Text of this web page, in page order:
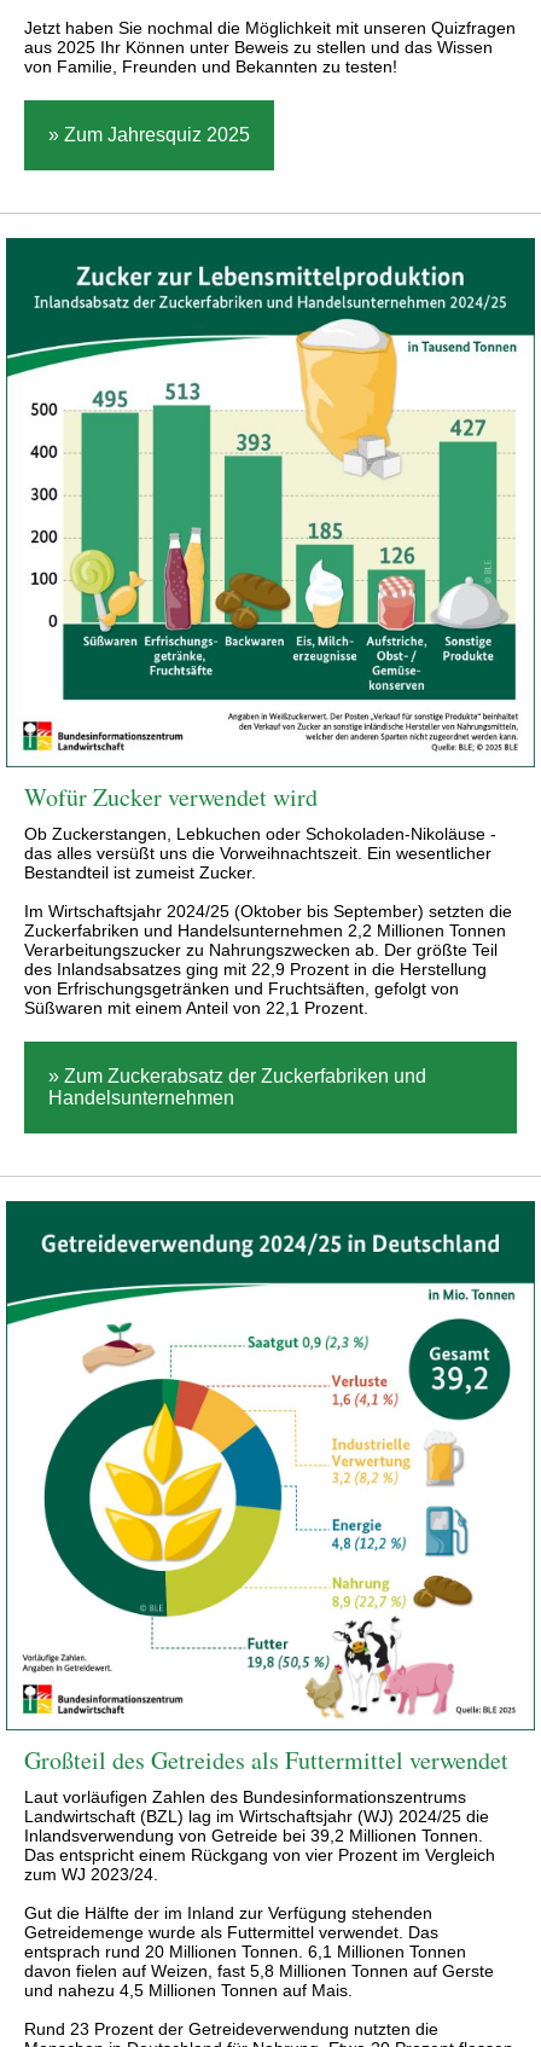
Jetzt haben Sie nochmal die Möglichkeit mit unseren Quizfragen
aus 2025 Ihr Können unter Beweis zu stellen und das Wissen
von Familie, Freunden und Bekannten zu testen!
» Zum Jahresquiz 2025
Wofür Zucker verwendet wird
Ob Zuckerstangen, Lebkuchen oder Schokoladen-Nikoläuse -
das alles versüßt uns die Vorweihnachtszeit. Ein wesentlicher
Bestandteil ist zumeist Zucker.
Im Wirtschaftsjahr 2024/25 (Oktober bis September) setzten die
Zuckerfabriken und Handelsunternehmen 2,2 Millionen Tonnen
Verarbeitungszucker zu Nahrungszwecken ab. Der größte Teil
des Inlandsabsatzes ging mit 22,9 Prozent in die Herstellung
von Erfrischungsgetränken und Fruchtsäften, gefolgt von
Süßwaren mit einem Anteil von 22,1 Prozent.
» Zum Zuckerabsatz der Zuckerfabriken und
Handelsunternehmen
Großteil des Getreides als Futtermittel verwendet
Laut vorläufigen Zahlen des Bundesinformationszentrums
Landwirtschaft (BZL) lag im Wirtschaftsjahr (WJ) 2024/25 die
Inlandsverwendung von Getreide bei 39,2 Millionen Tonnen.
Das entspricht einem Rückgang von vier Prozent im Vergleich
zum WJ 2023/24.
Gut die Hälfte der im Inland zur Verfügung stehenden
Getreidemenge wurde als Futtermittel verwendet. Das
entsprach rund 20 Millionen Tonnen. 6,1 Millionen Tonnen
davon fielen auf Weizen, fast 5,8 Millionen Tonnen auf Gerste
und nahezu 4,5 Millionen Tonnen auf Mais.
Rund 23 Prozent der Getreideverwendung nutzten die